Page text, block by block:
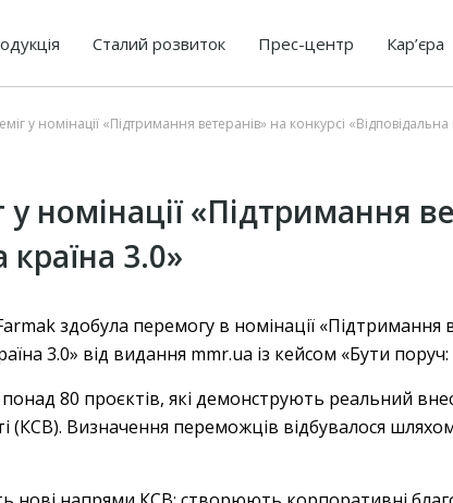
Сталий розвиток Прес-центр Кар’єра
у номінації «Підтримання ветеранів» на конкурсі «Відповідальна
номінації «Підтримання
країна 3.0»
здобула перемогу в номінації «Підтримання
3.0» від видання mmr.ua із кейсом «Бути
понад 80 проєктів, які демонструють реальний
(КСВ). Визначення переможців відбувалося